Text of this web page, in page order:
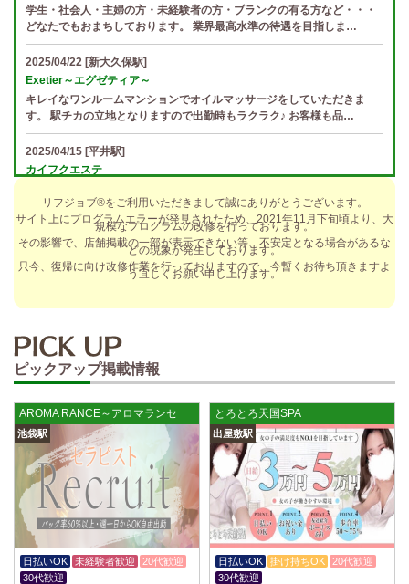
学生・社会人・主婦の方・未経験者の方・ブランクの有る方など・・・
どなたでもおまちしております。 業界最高水準の待遇を目指しま…
2025/04/22 [新大久保駅]
Exetier～エグゼティア～
キレイなワンルームマンションでオイルマッサージをしていただきま
す。 駅チカの立地となりますので出勤時もラクラク♪ お客様も品…
2025/04/15 [平井駅]
カイフクエステ
り♪ 日給5万円以上可！人によっては10万円も★ 全額日払い＆…
2025/04/14
[小倉駅]
The Ritz cache (ザ リッツ カシェ)
歩合率・RANK昇格制度 給与保証・アリバイ対策・送迎など、 快適なお
sirena (シレーナ) 春日井ルーム
制服あり、ノルマ、罰金なし 高額報酬が稼げるだけでなく、高待遇や手
厚い福利厚生を完備しております！ぜひご活用ください♪ 指名…
2025/04/12[伏見駅]
sirena (シレーナ) 錦ルーム
制服あり、ノルマ、罰金なし 高額報酬が稼げるだけでなく、高待遇や手
厚い福利厚生を完備しております！ぜひご活用ください♪ 指名…
2025/04/09
[藤が丘駅]
sirena (シレーナ) 名東ルーム
制服あり、ノルマ、罰金なし 高額報酬が稼げるだけでなく、高待遇や手
厚い福利厚生を完備しております！ぜひご活用ください♪ 指名…
リフジョブ®をご利用いただきまして誠にありがとうございます。
サイト上にプログラムエラーが発見されたため、2021年11月下旬頃より、大
規模なプログラムの改修を行っております。
その影響で、店舗掲載の一部が表示できない等、不安定となる場合があるな
どの現象が発生しております。
只今、復帰に向け改修作業を行っておりますので、今暫くお待ち頂きますよ
う宜しくお願い申し上げます。
ピックアップ掲載情報
AROMA RANCE～アロマランセ
池袋駅
日払いOK 未経験者歓迎
20代歓迎
30代歓迎
とろとろ天国SPA
出屋敷駅
日払いOK 掛け持ちOK
20代歓迎
30代歓迎